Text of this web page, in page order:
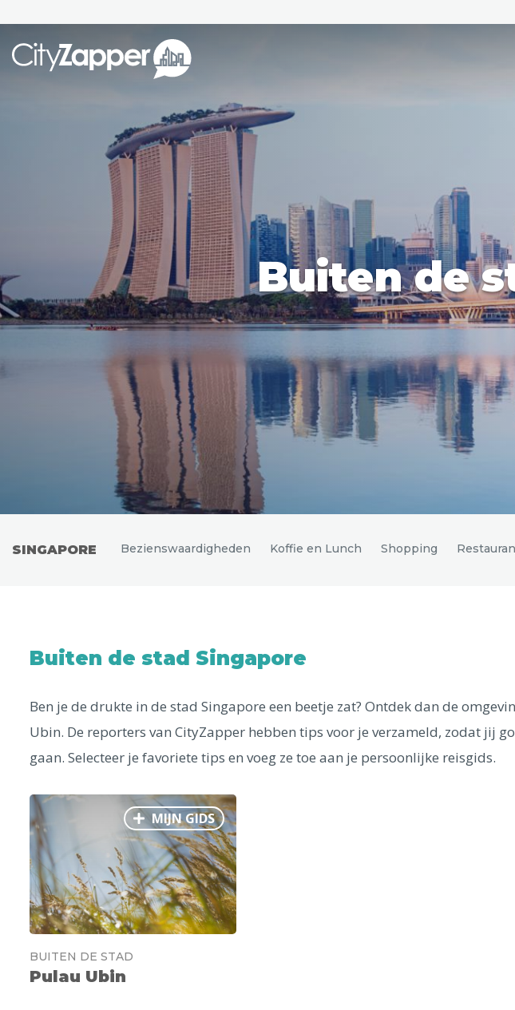
Noord-Amerika
Azië
Andere wereldsteden
Uitgelichte bestemmingen
Alle steden
Phoenix
Parijs Tokio Amsterdam Barcelona
Florence
Dublin Hong Kong München
Alles bekijken
Buiten de
SINGAPORE Bezienswaardigheden Koffie en Lunch Shopping
Buiten de stad Singapore
Ben je de drukte in de stad Singapore een beetje zat? Ontdek dan de
Ubin. De reporters van CityZapper hebben tips voor je verzameld, zodat jij
gaan. Selecteer je favoriete tips en voeg ze toe aan je persoonlijke reisgids.
MIJN GIDS
BUITEN DE STAD
Pulau Ubin